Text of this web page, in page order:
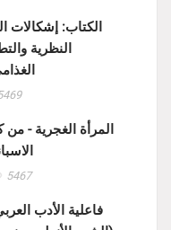
الكتاب: إشكالات
النظرية
المرأة الغجرية -
5467
فاعلية الأدب